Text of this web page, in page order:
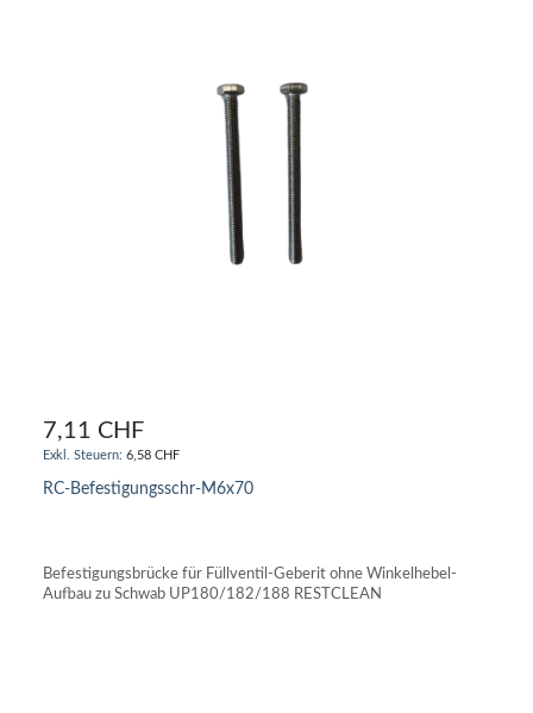
7,11 CHF
6,58 CHF
RC-Befestigungsschr-M6x70
Befestigungsbrücke für Füllventil-Geberit ohne Winkelhebel-
Aufbau zu Schwab UP180/182/188 RESTCLEAN